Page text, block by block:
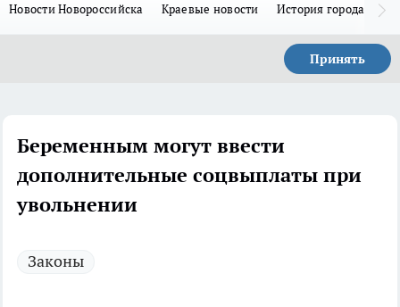
Новости Новороссийска Краевые новости История города Н
Принять
Беременным могут ввести
дополнительные соцвыплаты при
увольнении
Законы